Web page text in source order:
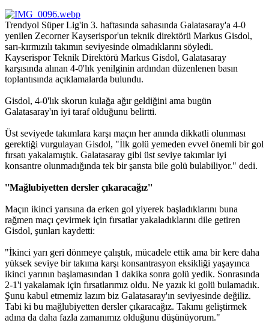
Trendyol Süper Lig'in 3. haftasında sahasında Galatasaray'a 4-0
yenilen Zecorner Kayserispor'un teknik direktörü Markus Gisdol,
sarı-kırmızılı takımın seviyesinde olmadıklarını söyledi.
Kayserispor Teknik Direktörü Markus Gisdol, Galatasaray
karşısında alınan 4-0'lık yenilginin ardından düzenlenen basın
toplantısında açıklamalarda bulundu.
Gisdol, 4-0'lık skorun kulağa ağır geldiğini ama bugün
Galatasaray'ın iyi taraf olduğunu belirtti.
Üst seviyede takımlara karşı maçın her anında dikkatli olunması
gerektiği vurgulayan Gisdol, "İlk golü yemeden evvel önemli bir gol
fırsatı yakalamıştık. Galatasaray gibi üst seviye takımlar iyi
konsantre olunmadığında tek bir şansta bile golü bulabiliyor." dedi.
''Mağlubiyetten dersler çıkaracağız''
Maçın ikinci yarısına da erken gol yiyerek başladıklarını buna
rağmen maçı çevirmek için fırsatlar yakaladıklarını dile getiren
Gisdol, şunları kaydetti:
"İkinci yarı geri dönmeye çalıştık, mücadele ettik ama bir kere daha
yüksek seviye bir takıma karşı konsantrasyon eksikliği yaşayınca
ikinci yarının başlamasından 1 dakika sonra golü yedik. Sonrasında
2-1'i yakalamak için fırsatlarımız oldu. Ne yazık ki golü bulamadık.
Şunu kabul etmemiz lazım biz Galatasaray'ın seviyesinde değiliz.
Tabi ki bu mağlubiyetten dersler çıkaracağız. Takımı geliştirmek
adına da daha fazla zamanımız olduğunu düşünüyorum."